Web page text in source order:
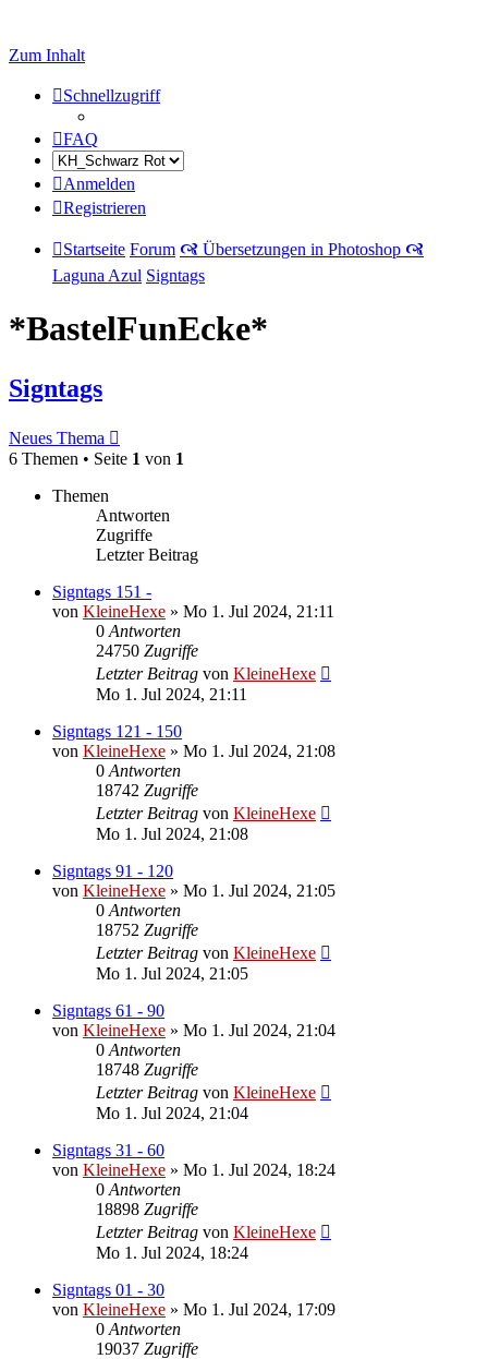
Zum Inhalt
Schnellzugriff
FAQ
Anmelden
Registrieren
Startseite Forum 🙧 Übersetzungen in Photoshop 🙧
Laguna Azul Signtags
*BastelFunEcke*
Signtags
Neues Thema
6 Themen • Seite 1 von 1
Themen
Antworten
Zugriffe
Letzter Beitrag
Signtags 151 -
von KleineHexe » Mo 1. Jul 2024, 21:11
0 Antworten
24750 Zugriffe
Letzter Beitrag von KleineHexe
Mo 1. Jul 2024, 21:11
Signtags 121 - 150
von KleineHexe » Mo 1. Jul 2024, 21:08
0 Antworten
18742 Zugriffe
Letzter Beitrag von KleineHexe
Mo 1. Jul 2024, 21:08
Signtags 91 - 120
von KleineHexe » Mo 1. Jul 2024, 21:05
0 Antworten
18752 Zugriffe
Letzter Beitrag von KleineHexe
Mo 1. Jul 2024, 21:05
Signtags 61 - 90
von KleineHexe » Mo 1. Jul 2024, 21:04
0 Antworten
18748 Zugriffe
Letzter Beitrag von KleineHexe
Mo 1. Jul 2024, 21:04
Signtags 31 - 60
von KleineHexe » Mo 1. Jul 2024, 18:24
0 Antworten
18898 Zugriffe
Letzter Beitrag von KleineHexe
Mo 1. Jul 2024, 18:24
Signtags 01 - 30
von KleineHexe » Mo 1. Jul 2024, 17:09
0 Antworten
19037 Zugriffe